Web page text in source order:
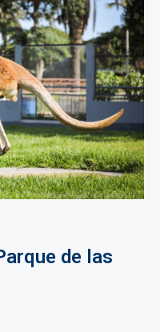
de las